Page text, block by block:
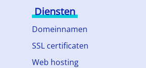
Diensten
Domeinnamen
SSL certificaten
Web hosting